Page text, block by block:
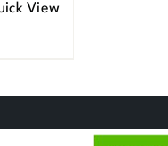
View